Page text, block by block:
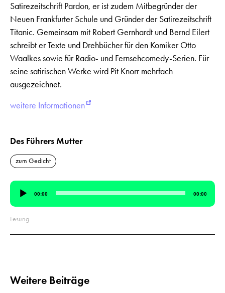
Satirezeitschrift Pardon, er ist zudem Mitbegründer der
Neuen Frankfurter Schule und Gründer der Satirezeitschrift
Titanic. Gemeinsam mit Robert Gernhardt und Bernd Eilert
schreibt er Texte und Drehbücher für den Komiker Otto
Waalkes sowie für Radio- und Fernsehcomedy-Serien. Für
seine satirischen Werke wird Pit Knorr mehrfach
ausgezeichnet.
weitere Informationen
Des Führers Mutter
zum Gedicht
Audio-
Player
00:00 00:00
Lesung
Weitere Beiträge